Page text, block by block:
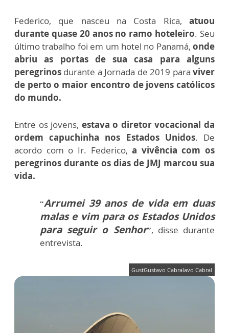
Federico, que nasceu na Costa Rica, atuou
durante quase 20 anos no ramo hoteleiro. Seu
último trabalho foi em um hotel no Panamá, onde
abriu as portas de sua casa para alguns
peregrinos durante a Jornada de 2019 para viver
de perto o maior encontro de jovens católicos
do mundo.
Entre os jovens, estava o diretor vocacional da
ordem capuchinha nos Estados Unidos. De
acordo com o Ir. Federico,a vivência com os
peregrinos durante os dias de JMJ marcou sua
vida.
“Arrumei 39 anos de vida em duas
malas e vim para os Estados Unidos
para seguir o Senhor”, disse durante
entrevista.
GustGustavo Cabralavo Cabral